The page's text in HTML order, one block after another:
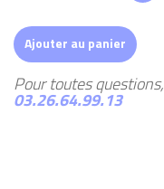
Ajouter au panier
Pour toutes
03.26.64.99.13